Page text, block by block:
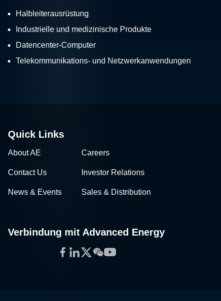
Halbleiterausrüstung
Industrielle und medizinische Produkte
Datencenter-Computer
Telekommunikations- und Netzwerkanwendungen
Quick Links
About AE Careers
Contact Us Investor Relations
News & Events Sales & Distribution
Verbindung mit Advanced Energy
Facebook
LinkedIn
Twitter
WeChat
YouTube